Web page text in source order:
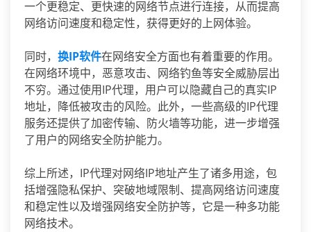
一个更稳定、更快速的网络节点进行连接，从而提高
网络访问速度和稳定性，获得更好的上网体验。
同时， 换IP软件在网络安全方面也有着重要的作用。
在网络环境中，恶意攻击、网络钓鱼等安全威胁层出
不穷。通过使用IP代理，用户可以隐藏自己的真实IP
地址，降低被攻击的风险。此外，一些高级的IP代理
服务还提供了加密传输、防火墙等功能，进一步增强
了用户的网络安全防护能力。
综上所述，IP代理对网络IP地址产生了诸多用途，包
括增强隐私保护、突破地域限制、提高网络访问速度
和稳定性以及增强网络安全防护等，它是一种多功能
网络技术。